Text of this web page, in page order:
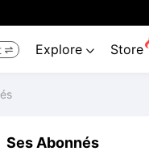
 Explore  Store
Ses Abonnés